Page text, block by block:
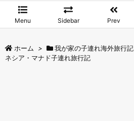
Menu Sidebar Prev
ホーム > 我が家の子連れ海外旅行記
ネシア・マナド子連れ旅行記